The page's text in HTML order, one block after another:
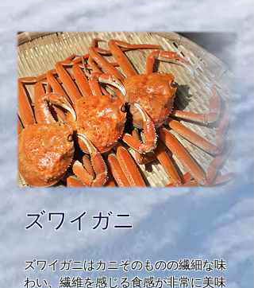
ズワイガニ
ズワイガニはカニそのものの繊細な味
わい、繊維を感じる食感が非常に美味